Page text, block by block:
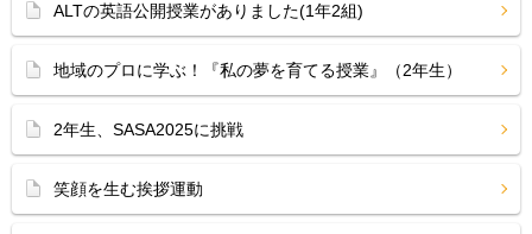
ALTの英語公開授業がありました(1年2組)
地域のプロに学ぶ！『私の夢を育てる授業』（2年生）
2年生、SASA2025に挑戦
笑顔を生む挨拶運動